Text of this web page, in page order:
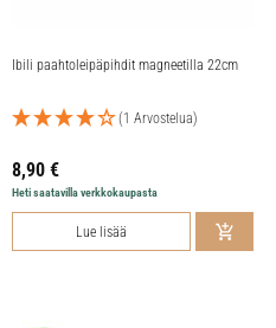
Ibili paahtoleipäpihdit magneetilla 22cm
(1 Arvostelua)
8,90 €
Heti saatavilla verkkokaupasta
Lue lisää